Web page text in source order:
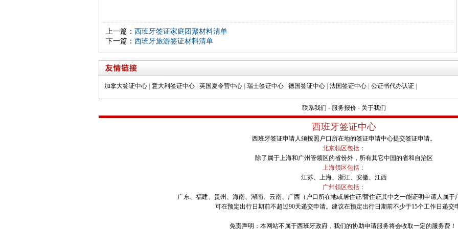
上一篇： 西班牙签证家庭团聚材料清单
下一篇： 西班牙旅游签证材料清单
加拿大签证中心 意大利签证中心 英国夏令营中心 瑞士签证中心 德国签证中心 法国签证中心 公证书代办认证
联系我们 - 服务报价- 关于我们
西班牙签证中心
西班牙签证申请人须按照户口所在地的签证申请中心提交签证申请。
北京领区包括：
除了属于上海和广州管领区的省份外，所有其它中国的省和自治区
上海领区包括：
江苏、上海、浙江、安徽、江西
广州领区包括：
广东、福建、贵州、海南、湖南、云南、广西（户口所在地或居住证/暂住证其中之一能证明申请人属于
可在预定出行日期前不超过90天递交申请。建议在预定出行日期前不少于15个工作日递交
免责声明：本网站不属于西班牙政府，我们的协助申请服务将会收取一定的服务费！